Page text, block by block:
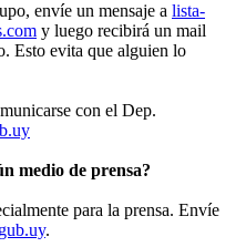
envíe un mensaje a lista-
y luego recibirá un mail
Esto evita que alguien lo
con el Dep.
medio de prensa?
para la prensa. Envíe
.